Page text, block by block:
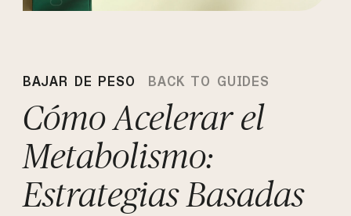
BAJAR DE PESO BACK TO GUIDES
Cómo Acelerar el
Metabolismo:
Estrategias Basadas